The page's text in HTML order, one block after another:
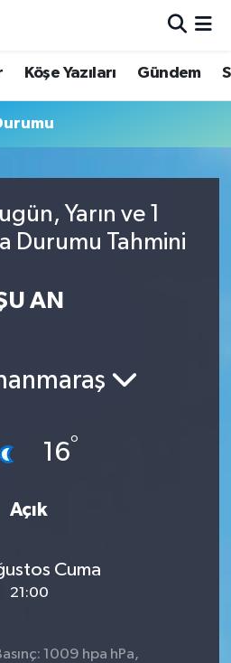
Köşe Yazıları Gündem
Yarın ve 1
Durumu Tahmini
AN
16°
Açık
Cuma
21:00
1009 hpa hPa,
ve Fikstür